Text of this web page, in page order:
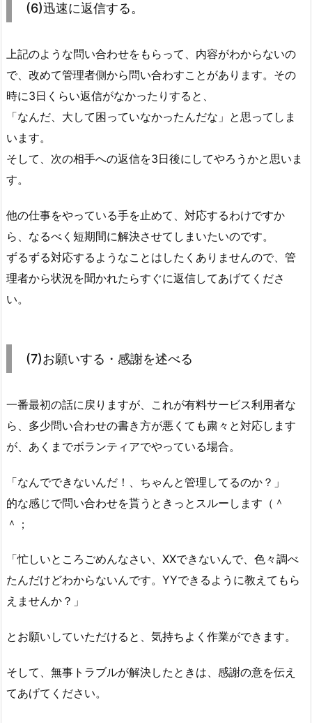
(6)迅速に返信する。
上記のような問い合わせをもらって、内容がわからないの
で、改めて管理者側から問い合わすことがあります。その
時に3日くらい返信がなかったりすると、
「なんだ、大して困っていなかったんだな」と思ってしま
います。
そして、次の相手への返信を3日後にしてやろうかと思いま
す。
他の仕事をやっている手を止めて、対応するわけですか
ら、なるべく短期間に解決させてしまいたいのです。
ずるずる対応するようなことはしたくありませんので、管
理者から状況を聞かれたらすぐに返信してあげてくださ
い。
(7)お願いする・感謝を述べる
一番最初の話に戻りますが、これが有料サービス利用者な
ら、多少問い合わせの書き方が悪くても粛々と対応します
が、あくまでボランティアでやっている場合。
「なんでできないんだ！、ちゃんと管理してるのか？」
的な感じで問い合わせを貰うときっとスルーします（＾
＾；
「忙しいところごめんなさい、XXできないんで、色々調べ
たんだけどわからないんです。YYできるように教えてもら
えませんか？」
とお願いしていただけると、気持ちよく作業ができます。
そして、無事トラブルが解決したときは、感謝の意を伝え
てあげてください。